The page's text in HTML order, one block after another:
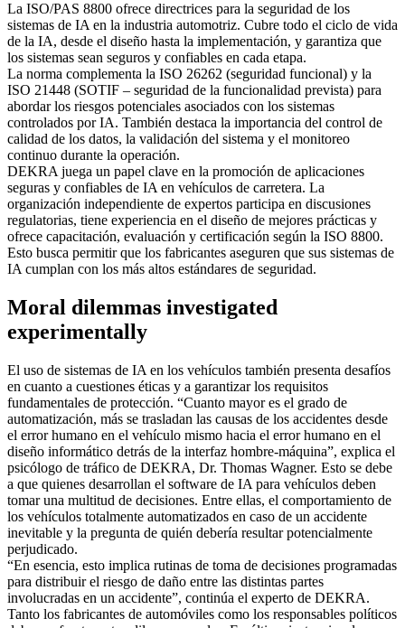
La ISO/PAS 8800 ofrece directrices para la seguridad de los
sistemas de IA en la industria automotriz. Cubre todo el ciclo de vida
de la IA, desde el diseño hasta la implementación, y garantiza que
los sistemas sean seguros y confiables en cada etapa.
La norma complementa la ISO 26262 (seguridad funcional) y la
ISO 21448 (SOTIF – seguridad de la funcionalidad prevista) para
abordar los riesgos potenciales asociados con los sistemas
controlados por IA. También destaca la importancia del control de
calidad de los datos, la validación del sistema y el monitoreo
continuo durante la operación.
DEKRA juega un papel clave en la promoción de aplicaciones
seguras y confiables de IA en vehículos de carretera. La
organización independiente de expertos participa en discusiones
regulatorias, tiene experiencia en el diseño de mejores prácticas y
ofrece capacitación, evaluación y certificación según la ISO 8800.
Esto busca permitir que los fabricantes aseguren que sus sistemas de
IA cumplan con los más altos estándares de seguridad.
Moral dilemmas investigated
experimentally
El uso de sistemas de IA en los vehículos también presenta desafíos
en cuanto a cuestiones éticas y a garantizar los requisitos
fundamentales de protección. “Cuanto mayor es el grado de
automatización, más se trasladan las causas de los accidentes desde
el error humano en el vehículo mismo hacia el error humano en el
diseño informático detrás de la interfaz hombre-máquina”, explica el
psicólogo de tráfico de DEKRA, Dr. Thomas Wagner. Esto se debe
a que quienes desarrollan el software de IA para vehículos deben
tomar una multitud de decisiones. Entre ellas, el comportamiento de
los vehículos totalmente automatizados en caso de un accidente
inevitable y la pregunta de quién debería resultar potencialmente
perjudicado.
“En esencia, esto implica rutinas de toma de decisiones programadas
para distribuir el riesgo de daño entre las distintas partes
involucradas en un accidente”, continúa el experto de DEKRA.
Tanto los fabricantes de automóviles como los responsables políticos